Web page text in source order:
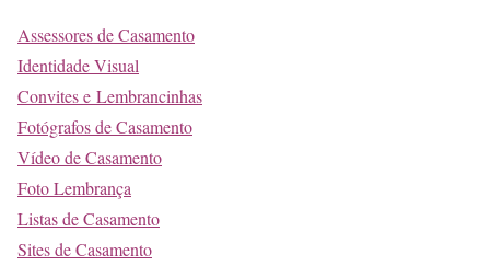
Assessores de Casamento
Identidade Visual
Convites e Lembrancinhas
Fotógrafos de Casamento
Vídeo de Casamento
Foto Lembrança
Listas de Casamento
Sites de Casamento